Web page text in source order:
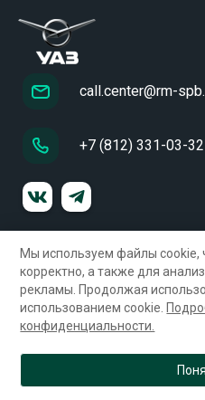
call.center@rm-
+7 (812) 331-03-32
ООО
ИНН 7805013573,
Юр. адрес : 196158, г. Санкт-
Политика конфиденциальности
Согласие на обработку
© 2026 Город
Мы используем файлы cookie,
корректно, а также для
рекламы. Продолжая
использованием cookie.
конфиденциальности.